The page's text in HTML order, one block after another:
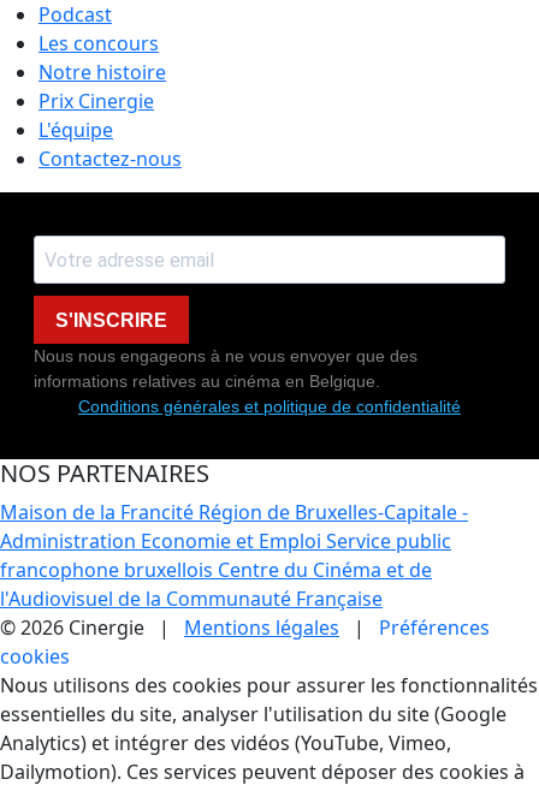
Podcast
Les concours
Notre histoire
Prix Cinergie
L'équipe
Contactez-nous
S'INSCRIRE
Nous nous engageons à ne vous envoyer que des
informations relatives au cinéma en Belgique.
Conditions générales et politique de confidentialité
NOS PARTENAIRES
Maison de la Francité Région de Bruxelles-Capitale -
Administration Economie et Emploi Service public
francophone bruxellois Centre du Cinéma et de
l'Audiovisuel de la Communauté Française
© 2026 Cinergie | Mentions légales | Préférences
cookies
Gestion des Cookies
Nous utilisons des cookies pour assurer les fonctionnalités
essentielles du site, analyser l'utilisation du site (Google
Analytics) et intégrer des vidéos (YouTube, Vimeo,
Dailymotion). Ces services peuvent déposer des cookies à